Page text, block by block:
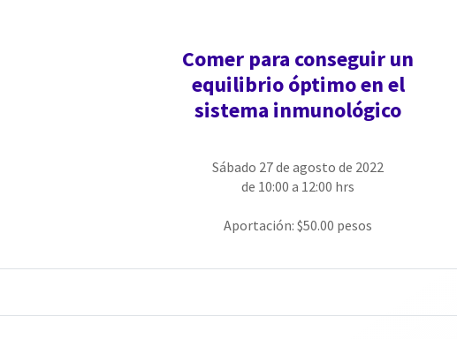
Comer para conseguir un
equilibrio óptimo en el
sistema inmunológico
Sábado 27 de agosto de 2022
de 10:00 a 12:00 hrs
Aportación: $50.00 pesos